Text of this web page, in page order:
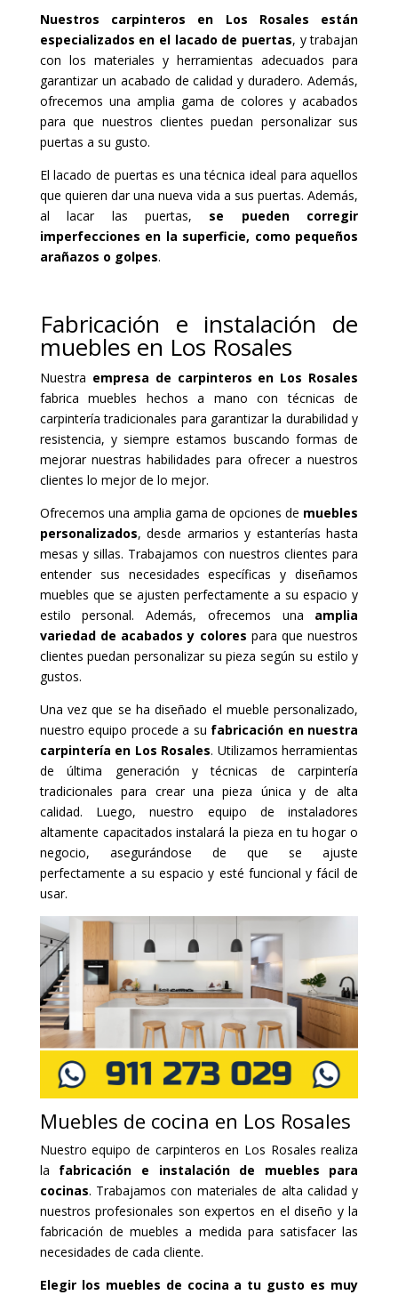
Nuestros carpinteros en Los Rosales están
especializados en el lacado de puertas, y trabajan
con los materiales y herramientas adecuados para
garantizar un acabado de calidad y duradero. Además,
ofrecemos una amplia gama de colores y acabados
para que nuestros clientes puedan personalizar sus
puertas a su gusto.
El lacado de puertas es una técnica ideal para aquellos
que quieren dar una nueva vida a sus puertas. Además,
al lacar las puertas, se pueden corregir
imperfecciones en la superficie, como pequeños
arañazos o golpes.
Fabricación e instalación de
muebles en Los Rosales
Nuestra empresa de carpinteros en Los Rosales
fabrica muebles hechos a mano con técnicas de
carpintería tradicionales para garantizar la durabilidad y
resistencia, y siempre estamos buscando formas de
mejorar nuestras habilidades para ofrecer a nuestros
clientes lo mejor de lo mejor.
Ofrecemos una amplia gama de opciones de muebles
personalizados, desde armarios y estanterías hasta
mesas y sillas. Trabajamos con nuestros clientes para
entender sus necesidades específicas y diseñamos
muebles que se ajusten perfectamente a su espacio y
estilo personal. Además, ofrecemos una amplia
variedad de acabados y colores para que nuestros
clientes puedan personalizar su pieza según su estilo y
gustos.
Una vez que se ha diseñado el mueble personalizado,
nuestro equipo procede a su fabricación en nuestra
carpintería en Los Rosales. Utilizamos herramientas
de última generación y técnicas de carpintería
tradicionales para crear una pieza única y de alta
calidad. Luego, nuestro equipo de instaladores
altamente capacitados instalará la pieza en tu hogar o
negocio, asegurándose de que se ajuste
perfectamente a su espacio y esté funcional y fácil de
usar.
Muebles de cocina en Los Rosales
Nuestro equipo de carpinteros en Los Rosales realiza
la fabricación e instalación de muebles para
cocinas. Trabajamos con materiales de alta calidad y
nuestros profesionales son expertos en el diseño y la
fabricación de muebles a medida para satisfacer las
necesidades de cada cliente.
Elegir los muebles de cocina a tu gusto es muy